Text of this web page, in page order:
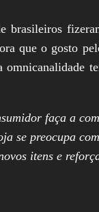
brasileiros
que o gosto
faça a
se preocupa
itens e